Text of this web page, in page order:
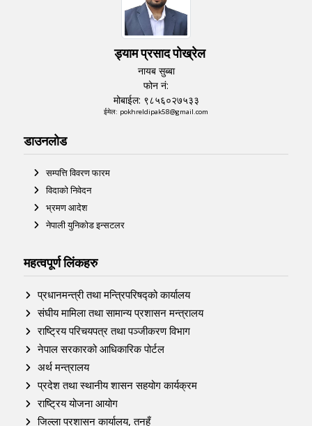
ड्याम प्रसाद पोख्रेल
नायब सुब्बा
फोन नं:
मोबाईल: ९८५६०२७५३३
ईमेल: pokhreldipak58@gmail.com
डाउनलोड
सम्पत्ति विवरण फारम
विदाको निवेदन
भ्रमण आदेश
नेपाली युनिकोड इन्सटलर
महत्वपूर्ण लिंकहरु
प्रधानमन्त्री तथा मन्त्रिपरिषद्को कार्यालय
संघीय मामिला तथा सामान्य प्रशासन मन्त्रालय
राष्ट्रिय परिचयपत्र तथा पञ्‍जीकरण विभाग
नेपाल सरकारको आधिकारिक पोर्टल
अर्थ मन्त्रालय
प्रदेश तथा स्थानीय शासन सहयोग कार्यक्रम
राष्ट्रिय योजना आयोग
जिल्ला प्रशासन कार्यालय, तनहुँ